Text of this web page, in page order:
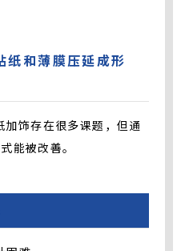
和薄膜压延成形
饰存在很多课题，但通
能被改善。